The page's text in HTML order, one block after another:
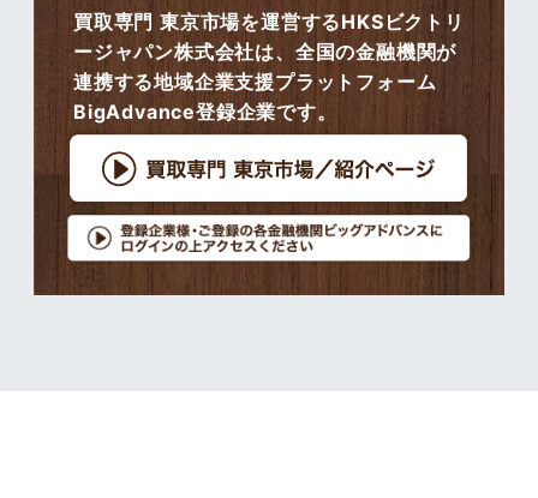
買取専門 東京市場を運営するHKSビクトリ
ージャパン株式会社は、全国の金融機関が
連携する地域企業支援プラットフォーム
BigAdvance登録企業です。